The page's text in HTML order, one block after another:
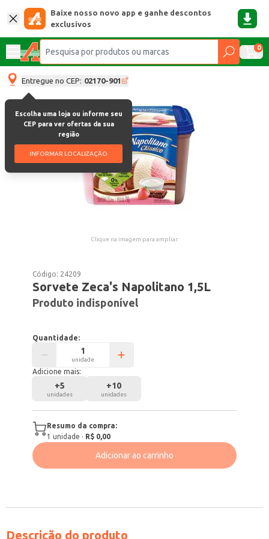
Baixe nosso novo app e ganhe descontos
exclusivos
0
Entregue no CEP: 02170-901
Escolha uma loja ou informe seu
CEP para ver ofertas da sua
região
INFORMAR LOCALIZAÇÃO
Clique na imagem para ampliar.
Código: 24209
Sorvete Zeca's Napolitano 1,5L
Produto indisponível
Quantidade:
unidade
Adicione mais:
+5
unidades
+10
unidades
Resumo da compra:
1 unidade · R$ 0,00
Adicionar ao carrinho
Descrição do produto